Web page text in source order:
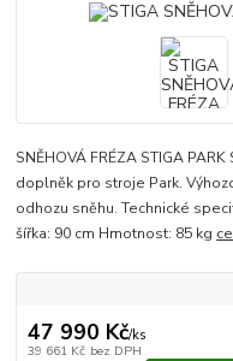
SNĚHOVÁ FRÉZA STIGA
doplněk pro stroje Park.
odhozu sněhu. Technické
šířka: 90 cm Hmotnost: 85 kg
47 990 Kč/ks
39 661 Kč bez DPH